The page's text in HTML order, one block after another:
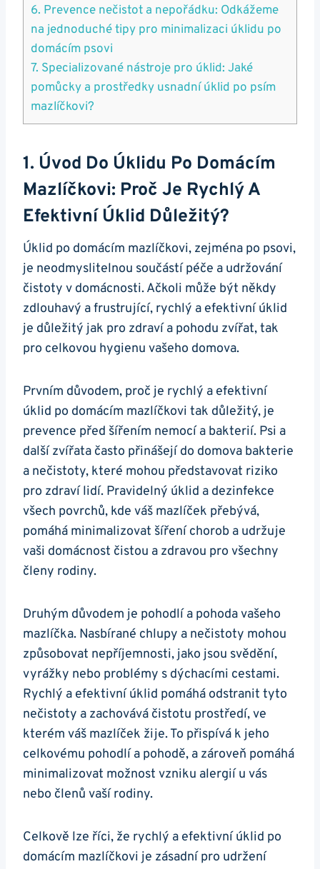
6. Prevence nečistot a nepořádku: Odkážeme
na jednoduché tipy pro minimalizaci úklidu po
domácím psovi
7. Specializované nástroje pro úklid: Jaké
pomůcky a prostředky usnadní úklid po psím
mazlíčkovi?
1. Úvod Do Úklidu Po Domácím
Mazlíčkovi: Proč Je Rychlý A
Efektivní Úklid Důležitý?
Úklid po domácím mazlíčkovi, zejména po psovi,
je neodmyslitelnou součástí péče a udržování
čistoty v domácnosti. Ačkoli může být někdy
zdlouhavý a frustrující, rychlý a efektivní úklid
je důležitý jak pro zdraví a pohodu zvířat, tak
pro celkovou hygienu vašeho domova.
Prvním důvodem, proč je rychlý a efektivní
úklid po domácím mazlíčkovi tak důležitý, je
prevence před šířením nemocí a bakterií. Psi a
další zvířata často přinášejí do domova bakterie
a nečistoty, které mohou představovat riziko
pro zdraví lidí. Pravidelný úklid a dezinfekce
všech povrchů, kde váš mazlíček přebývá,
pomáhá minimalizovat šíření chorob a udržuje
vaši domácnost čistou a zdravou pro všechny
členy rodiny.
Druhým důvodem je pohodlí a pohoda vašeho
mazlíčka. Nasbírané chlupy a nečistoty mohou
způsobovat nepříjemnosti, jako jsou svědění,
vyrážky nebo problémy s dýchacími cestami.
Rychlý a efektivní úklid pomáhá odstranit tyto
nečistoty a zachovává čistotu prostředí, ve
kterém váš mazlíček žije. To přispívá k jeho
celkovému pohodlí a pohodě, a zároveň pomáhá
minimalizovat možnost vzniku alergií u vás
nebo členů vaší rodiny.
Celkově lze říci, že rychlý a efektivní úklid po
domácím mazlíčkovi je zásadní pro udržení